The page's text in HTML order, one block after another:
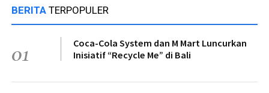
BERITA TERPOPULER
01
Coca-Cola System dan M Mart Luncurkan
Inisiatif “Recycle Me” di Bali